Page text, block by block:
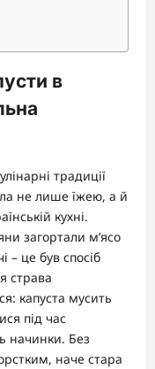
в
традиції
не лише їжею, а й
кухні.
загортали м’ясо
– це був спосіб
страва
капуста мусить
під час
начинки. Без
наче стара